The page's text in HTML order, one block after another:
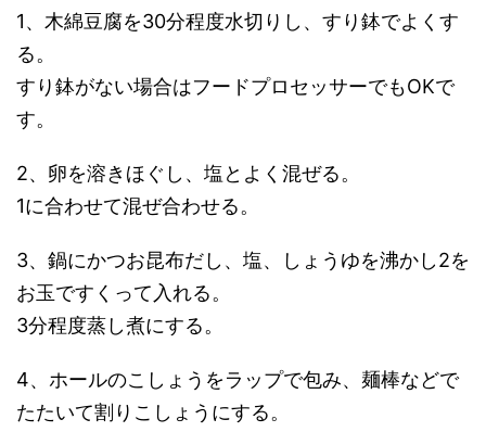
1、木綿豆腐を30分程度水切りし、すり鉢でよくす
る。
すり鉢がない場合はフードプロセッサーでもOKで
す。
2、卵を溶きほぐし、塩とよく混ぜる。
1に合わせて混ぜ合わせる。
3、鍋にかつお昆布だし、塩、しょうゆを沸かし2を
お玉ですくって入れる。
3分程度蒸し煮にする。
4、ホールのこしょうをラップで包み、麺棒などで
たたいて割りこしょうにする。